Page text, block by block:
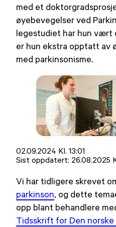
med et
øyebevegelser ved
legestudiet har hun vært
er hun ekstra opptatt av
med parkinsonisme.
Lagt
ut
02.09.2024 Kl. 13:01
Sist oppdatert: 26.08.2025
Vi har tidligere skrevet
parkinson, og dette
opp blant behandlere
Tidsskrift for Den